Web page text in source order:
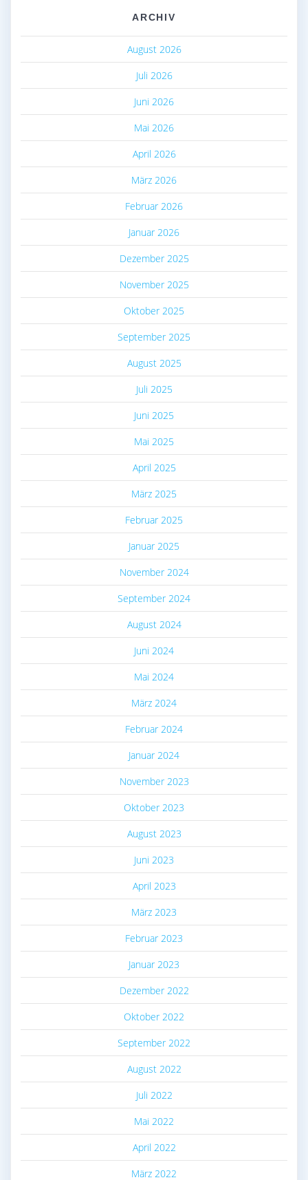
ARCHIV
August 2026
Juli 2026
Juni 2026
Mai 2026
April 2026
März 2026
Februar 2026
Januar 2026
Dezember 2025
November 2025
Oktober 2025
September 2025
August 2025
Juli 2025
Juni 2025
Mai 2025
April 2025
März 2025
Februar 2025
Januar 2025
November 2024
September 2024
August 2024
Juni 2024
Mai 2024
März 2024
Februar 2024
Januar 2024
November 2023
Oktober 2023
August 2023
Juni 2023
April 2023
März 2023
Februar 2023
Januar 2023
Dezember 2022
Oktober 2022
September 2022
August 2022
Juli 2022
Mai 2022
April 2022
März 2022